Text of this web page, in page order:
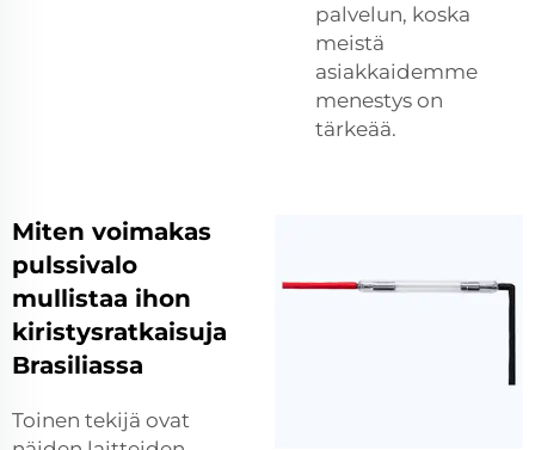
palvelun, koska
meistä
asiakkaidemme
menestys on
tärkeää.
Miten voimakas
pulssivalo
mullistaa ihon
kiristysratkaisuja
Brasiliassa
Toinen tekijä ovat